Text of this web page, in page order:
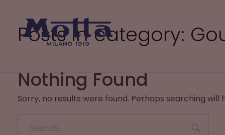
Gourmandises Motta
De délicieuses gourmandises pour les fêtes, marrons glacés, panettone, pandoro, pâtes de fruits…
Posts in category:
Nothing Found
Sorry, no results were found. Perhaps searching